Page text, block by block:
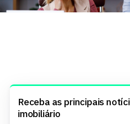
Receba as principais
imobiliário